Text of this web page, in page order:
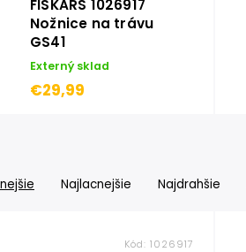
FISKARS 1026917
Nožnice na trávu
GS41
Externý sklad
€29,99
Najlacnejšie Najdrahšie
Kód:1026917